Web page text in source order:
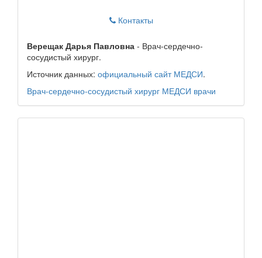
Контакты
Верещак Дарья Павловна - Врач-сердечно-
сосудистый хирург.
Источник данных: официальный сайт МЕДСИ.
Врач-сердечно-сосудистый хирург МЕДСИ врачи